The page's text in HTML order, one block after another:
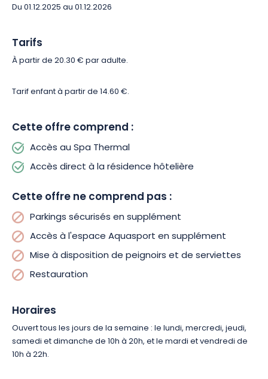
Du 01.12.2025 au 01.12.2026
Tarifs
À partir de 20.30 € par adulte.
Tarif enfant à partir de 14.60 €.
Cette offre comprend :
Accès au Spa Thermal
Accès direct à la résidence hôtelière
Cette offre ne comprend pas :
Parkings sécurisés en supplément
Accès à l'espace Aquasport en supplément
Mise à disposition de peignoirs et de serviettes
Restauration
Horaires
Ouvert tous les jours de la semaine : le lundi, mercredi, jeudi,
samedi et dimanche de 10h à 20h, et le mardi et vendredi de
10h à 22h.